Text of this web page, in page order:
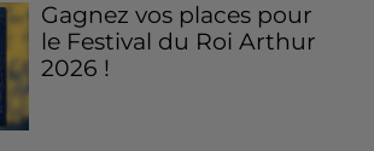
Gagnez vos places pour
le Festival du Roi Arthur
2026 !